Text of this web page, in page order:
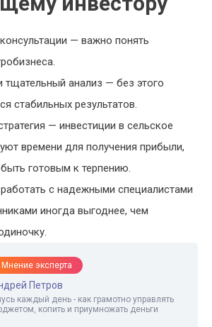
— важно понять
тщательный анализ — без этого
стабильных результатов.
— инвестиции в сельское
времени для получения прибыли,
готовым к терпению.
с надежными специалистами
иногда выгоднее, чем
Мнение эксперта
Петров
каждый день - как грамотно управлять
копить и приумножать деньги